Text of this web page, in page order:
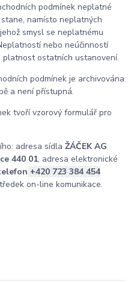
podmínek neplatné
namísto neplatných
smysl se neplatnému
nebo neúčinností
ostatních ustanovení.
podmínek je archivována
a není přístupná.
tvoří vzorový formulář pro
adresa sídla ŽÁČEK AG
440 01, adresa elektronické
+420 723 384 454
on-line komunikace.